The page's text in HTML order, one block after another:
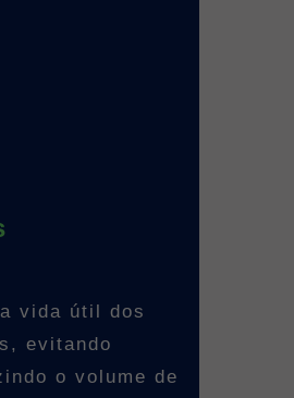
vida útil dos
evitando
o volume de